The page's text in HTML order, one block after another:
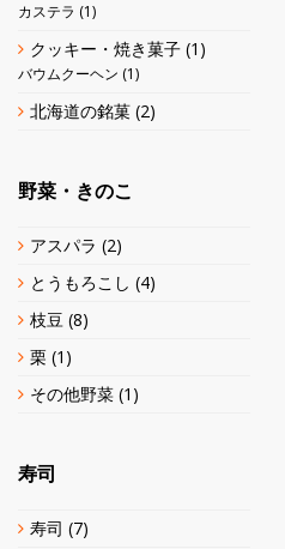
カステラ (1)
クッキー・焼き菓子 (1)
バウムクーヘン (1)
北海道の銘菓 (2)
野菜・きのこ
アスパラ (2)
とうもろこし (4)
枝豆 (8)
栗 (1)
その他野菜 (1)
寿司
寿司 (7)